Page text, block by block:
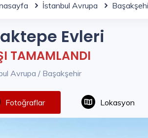
İstanbul Avrupa
Evleri
TAMAMLANDI
Avrupa / Başakşehir
Fotoğraflar Lokasyon